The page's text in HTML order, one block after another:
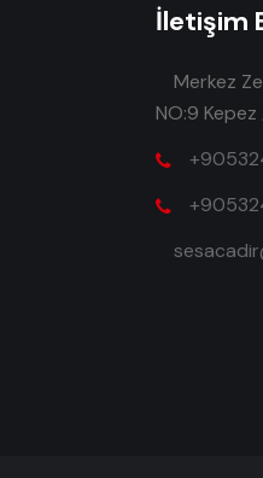
İletişim
Merkez
NO:9 Kepez